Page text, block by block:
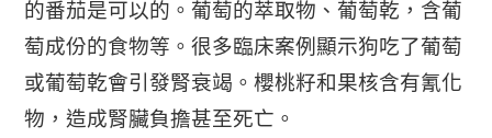
的番茄是可以的。葡萄的萃取物、葡萄乾，含葡
萄成份的食物等。很多臨床案例顯示狗吃了葡萄
或葡萄乾會引發腎衰竭。櫻桃籽和果核含有氰化
物，造成腎臟負擔甚至死亡。